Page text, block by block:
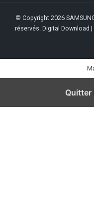
© Copyright 2026
réservés. Digital Download
Quitter